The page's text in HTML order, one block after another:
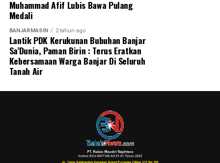
Muhammad Afif Lubis Bawa Pulang
Medali
BANJARMASIN 2 tahun ago
Lantik PDK Kerukunan Bubuhan Banjar
Sa’Dunia, Paman Birin : Terus Eratkan
Kebersamaan Warga Banjar Di Seluruh
Tanah Air